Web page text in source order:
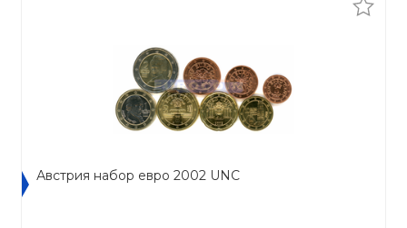
Австрия набор евро 2002 UNC